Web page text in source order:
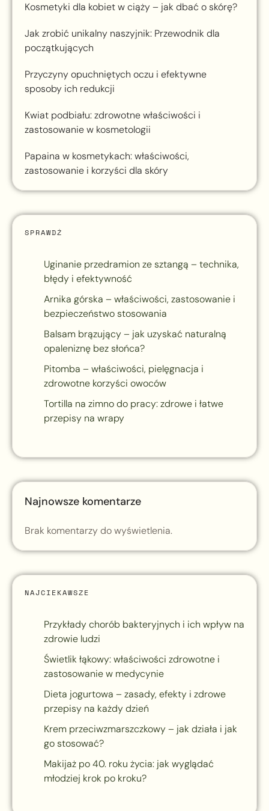
Kosmetyki dla kobiet w ciąży – jak dbać o skórę?
Jak zrobić unikalny naszyjnik: Przewodnik dla
początkujących
Przyczyny opuchniętych oczu i efektywne
sposoby ich redukcji
Kwiat podbiału: zdrowotne właściwości i
zastosowanie w kosmetologii
Papaina w kosmetykach: właściwości,
zastosowanie i korzyści dla skóry
SPRAWDŹ
Uginanie przedramion ze sztangą – technika,
błędy i efektywność
Arnika górska – właściwości, zastosowanie i
bezpieczeństwo stosowania
Balsam brązujący – jak uzyskać naturalną
opaleniznę bez słońca?
Pitomba – właściwości, pielęgnacja i
zdrowotne korzyści owoców
Tortilla na zimno do pracy: zdrowe i łatwe
przepisy na wrapy
Najnowsze komentarze
Brak komentarzy do wyświetlenia.
NAJCIEKAWSZE
Przykłady chorób bakteryjnych i ich wpływ na
zdrowie ludzi
Świetlik łąkowy: właściwości zdrowotne i
zastosowanie w medycynie
Dieta jogurtowa – zasady, efekty i zdrowe
przepisy na każdy dzień
Krem przeciwzmarszczkowy – jak działa i jak
go stosować?
Makijaż po 40. roku życia: jak wyglądać
młodziej krok po kroku?